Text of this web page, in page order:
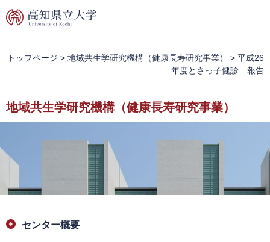
ー
ニ
て
本
へ
トップページ > 地域共生学研究機構（健康長寿研究事業） > 平成26
年度とさっ子健診 報告
地域共生学研究機構（健康長寿研究事業）
文
センター概要